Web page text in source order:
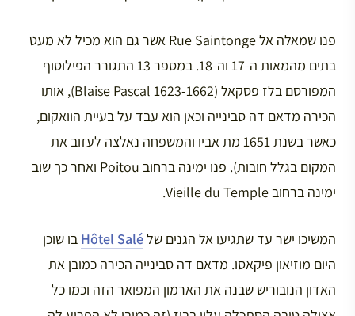
פנו שמאלה אל Rue Saintonge אשר גם הוא מכיל לא מעט
בתים מהמאות ה-17 וה-18. במספר 13 התגורר הפילוסוף
המפורסם בלז פסקאל (Blaise Pascal 1623-1662), אותו
הכירה מדאם דה סבינייה וכאן הוא עבד על בעיית הוואקום,
כאשר בשנת 1651 מת אביו והמשפחה נאלצה לעזוב את
המקום בגלל חובות). פנו ימינה ברחוב Poitou ואחר כך שוב
ימינה ברחוב Vieille du Temple.
המשיכו ישר עד שתגיעו אל הגנים שלHôtel Salé בו שוכן
היום מוזיאון פיקאסו. מדאם דה סבינייה הכירה כמובן את
האדון הנובוריש שבנה את הארמון המפואר הזה וכמו כל